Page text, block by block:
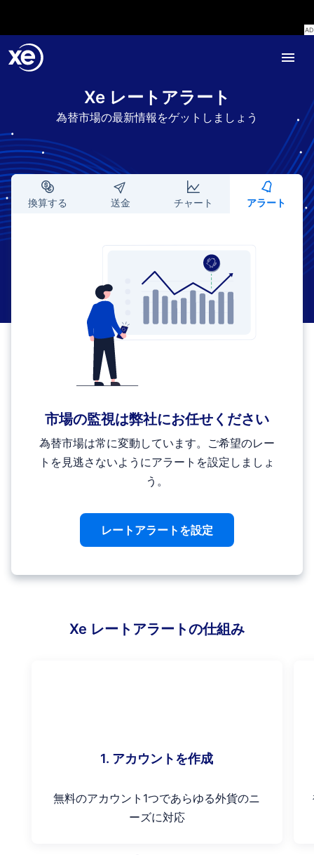
Xe レートアラート
為替市場の最新情報をゲットしましょう
換算する 送金 チャート アラート
市場の監視は弊社にお任せください
為替市場は常に変動しています。ご希望のレー
トを見逃さないようにアラートを設定しましょ
う。
レートアラートを設定
Xe レートアラートの仕組み
1. アカウントを作成
無料のアカウント1つであらゆる外貨のニ
ーズに対応